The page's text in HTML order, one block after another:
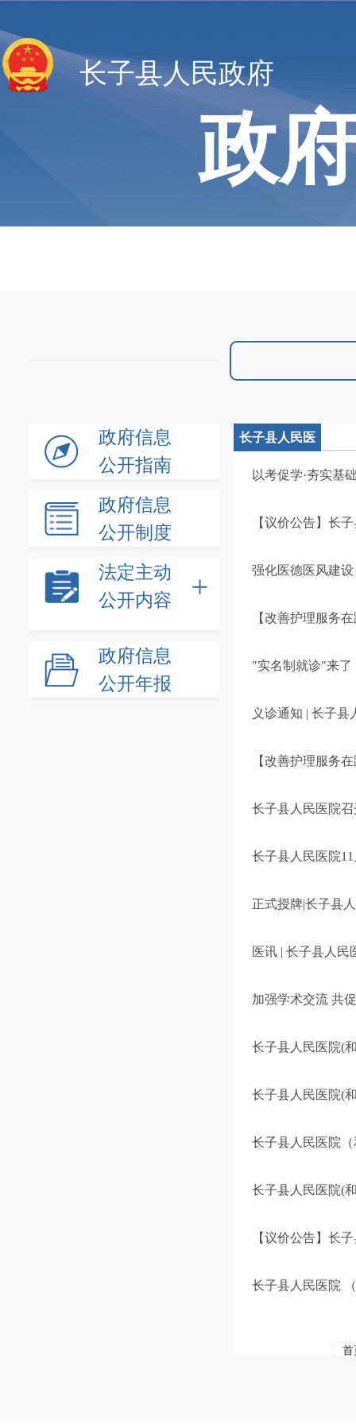
长子县人民政府
政
政府信息
公开指南
政府信息
公开制度
法定主动
公开内容
政府信息
公开年报
长子县人民医
以考促学·夯实基
【议价公告】长
强化医德医风建
【改善护理服务
"实名制就诊"来了
义诊通知 | 长子县
【改善护理服务
长子县人民医院
长子县人民医院
正式授牌|长子县
医讯 | 长子县人
加强学术交流 共
长子县人民医院(
长子县人民医院(
长子县人民医院
长子县人民医院(
【议价公告】长
长子县人民医院